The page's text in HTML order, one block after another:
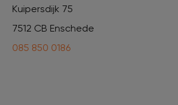
Kuipersdijk 75
7512 CB Enschede
085 850 0186